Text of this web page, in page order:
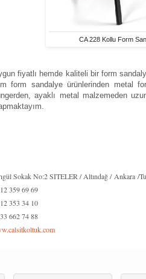
CA 228 Kollu Form
fiyatlı hemde kaliteli bir form
form sandalye ürünlerinden metal
ayaklı metal malzemeden
Sokak No:2 SITELER / Altındağ / Ankara /
359 69 69
353 34 10
662 74 88